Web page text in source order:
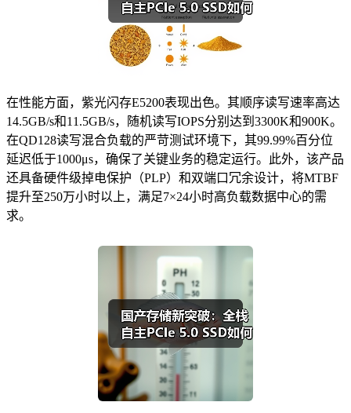
在性能方面，紫光闪存E5200表现出色。其顺序读写速率高达
14.5GB/s和11.5GB/s，随机读写IOPS分别达到3300K和900K。
在QD128读写混合负载的严苛测试环境下，其99.99%百分位
延迟低于1000μs，确保了关键业务的稳定运行。此外，该产品
还具备硬件级掉电保护（PLP）和双端口冗余设计，将MTBF
提升至250万小时以上，满足7×24小时高负载数据中心的需
求。